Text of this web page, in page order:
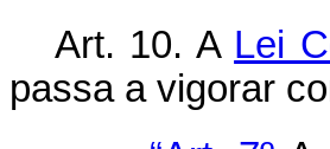
Art. 10. A Lei
passa a vigorar